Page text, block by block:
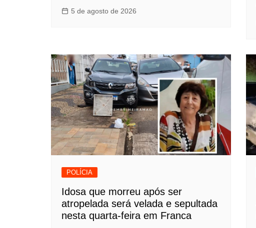
5 de agosto de 2026
POLÍCIA
Idosa que morreu após ser
atropelada será velada e sepultada
nesta quarta-feira em Franca